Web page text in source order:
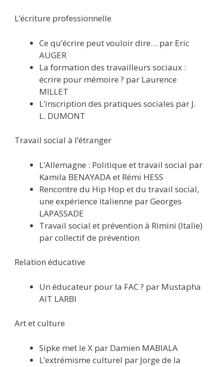
L’écriture professionnelle
Ce qu’écrire peut vouloir dire… par Eric
AUGER
La formation des travailleurs sociaux :
écrire pour mémoire ? par Laurence
MILLET
L’inscription des pratiques sociales par J.
L. DUMONT
Travail social à l’étranger
L’Allemagne : Politique et travail social par
Kamila BENAYADA et Rémi HESS
Rencontre du Hip Hop et du travail social,
une expérience italienne par Georges
LAPASSADE
Travail social et prévention à Rimini (Italie)
par collectif de prévention
Relation éducative
Un éducateur pour la FAC ? par Mustapha
AIT LARBI
Art et culture
Sipke met le X par Damien MABIALA
L’extrémisme culturel par Jorge de la